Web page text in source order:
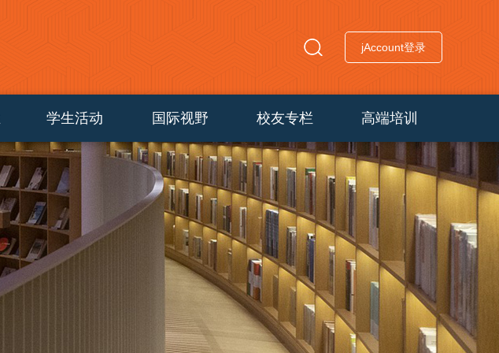
jAccount登录
学生活动 国际视野 校友专栏 高端培训